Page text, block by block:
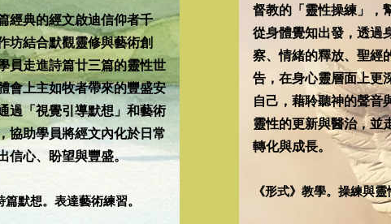
經典的經文啟迪信仰者千
坊結合默觀靈修與藝術創
員走進詩篇廿三篇的靈性世
會上主如牧者帶來的豐盛安
過「視覺引導默想」和藝術
協助學員將經文內化於日常
信心、盼望與豐盛。
篇默想。表達藝術練習。
督教的「靈性操練」，
從身體覺知出發，透過
察、情緒的釋放、聖經
告，在身心靈層面上更
自己，藉聆聽神的聲音
靈性的更新與醫治，並
轉化與成長。
《形式》教學。操練與